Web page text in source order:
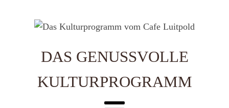
DAS GENUSSVOLLE
KULTURPROGRAMM